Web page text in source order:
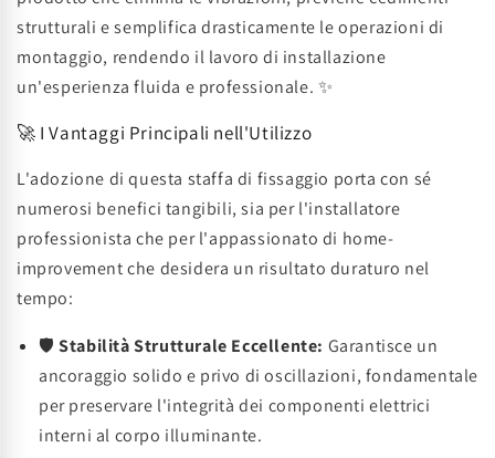
strutturali e semplifica drasticamente le operazioni di
montaggio, rendendo il lavoro di installazione
un'esperienza fluida e professionale. ✨
🚀 I Vantaggi Principali nell'Utilizzo
L'adozione di questa staffa di fissaggio porta con sé
numerosi benefici tangibili, sia per l'installatore
professionista che per l'appassionato di home-
improvement che desidera un risultato duraturo nel
tempo:
🛡️Stabilità Strutturale Eccellente: Garantisce un
ancoraggio solido e privo di oscillazioni, fondamentale
per preservare l'integrità dei componenti elettrici
interni al corpo illuminante.